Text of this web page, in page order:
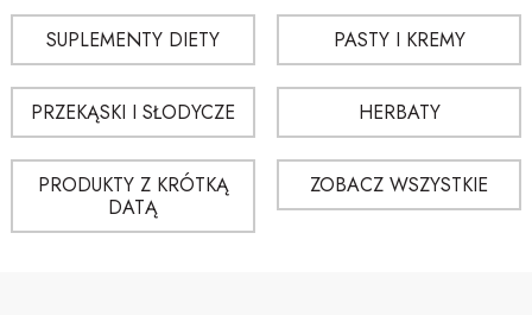
Najważniejsze są jakość surowca, wygodne opakowanie i dopasowanie
produktu do swoich potrzeb.
Czy owsianki nadają się do codziennego stosowania?
W wielu przypadkach tak, ale najlepiej kierować się opisem produktu i
SUPLEMENTY DIETY PASTY I KREMY
PRZEKĄSKI I SŁODYCZE HERBATY
PRODUKTY Z KRÓTKĄ
DATĄ
ZOBACZ WSZYSTKIE